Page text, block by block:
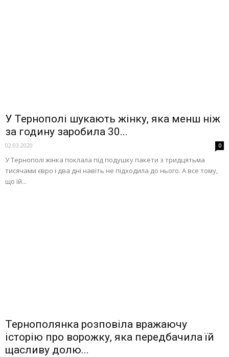
У Тернополі шукають жінку, яка менш ніж
за годину заробила 30...
02.03.2020 0
У Тернополі жінка поклала під подушку пакети з тридцятьма
тисячами євро і два дні навіть не підходила до нього. А все тому,
що їй...
Тернополянка розповіла вражаючу
історію про ворожку, яка передбачила їй
щасливу долю...